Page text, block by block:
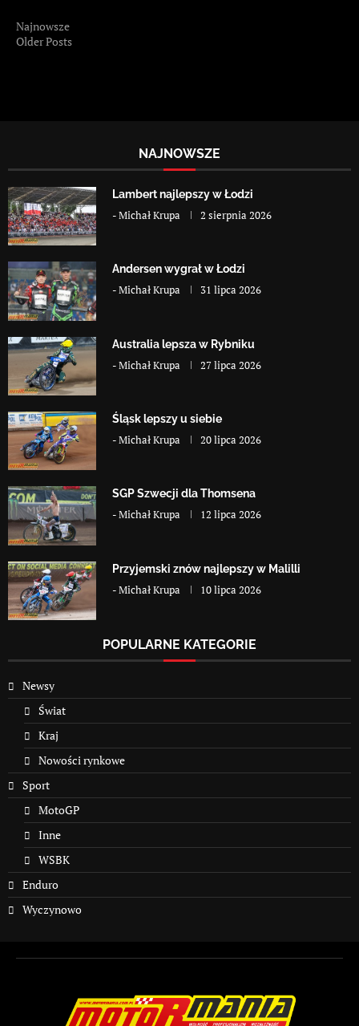
Najnowsze
Older Posts
NAJNOWSZE
Lambert najlepszy w Łodzi
-Michał Krupa 2 sierpnia 2026
Andersen wygrał w Łodzi
-Michał Krupa 31 lipca 2026
Australia lepsza w Rybniku
-Michał Krupa 27 lipca 2026
Śląsk lepszy u siebie
-Michał Krupa 20 lipca 2026
SGP Szwecji dla Thomsena
-Michał Krupa 12 lipca 2026
Przyjemski znów najlepszy w Malilli
-Michał Krupa 10 lipca 2026
POPULARNE KATEGORIE
Newsy
Świat
Kraj
Nowości rynkowe
Sport
MotoGP
Inne
WSBK
Enduro
Wyczynowo